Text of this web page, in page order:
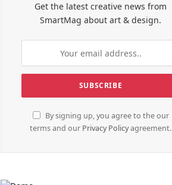
Get the latest creative news from
SmartMag about art & design.
By signing up, you agree to the our
terms and our Privacy Policyagreement.